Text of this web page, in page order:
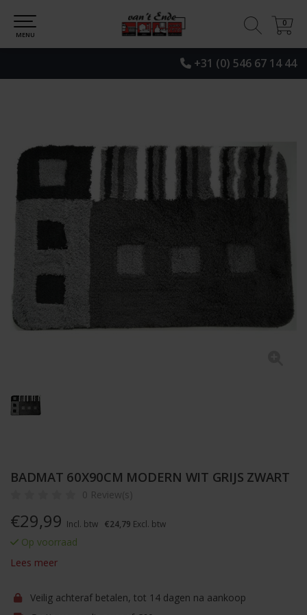
+31 (0) 546 67 14 44
0
0
MENU
BADMAT 60X90CM MODERN WIT GRIJS ZWART
0 Review(s)
€29,99 Incl. btw €24,79 Excl. btw
Op voorraad
Lees meer
Veilig achteraf betalen, tot 14 dagen na aankoop